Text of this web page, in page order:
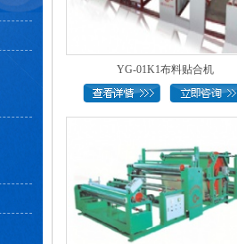
YG-01K1布料贴合机